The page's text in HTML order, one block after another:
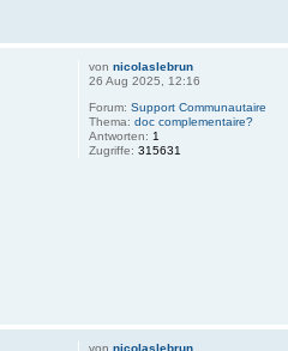
vonnicolaslebrun
26 Aug 2025, 12:16
Forum:Support Communautaire
Thema:doc complementaire?
Antworten: 1
Zugriffe:315631
vonnicolaslebrun